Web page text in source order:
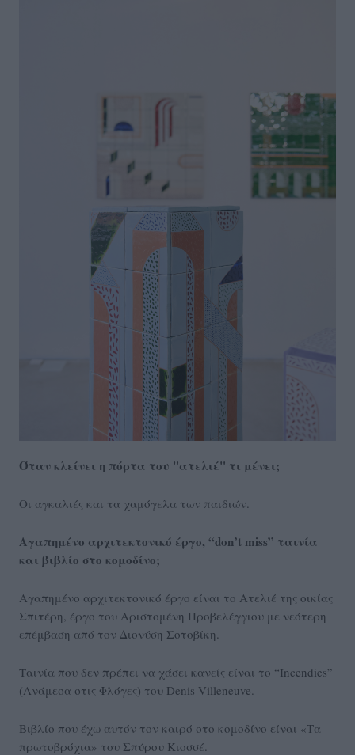
Όταν κλείνει η πόρτα του "ατελιέ" τι μένει;
Οι αγκαλιές και τα χαμόγελα των παιδιών.
Αγαπημένο αρχιτεκτονικό έργο, “don’t miss” ταινία
και βιβλίο στο κομοδίνο;
Αγαπημένο αρχιτεκτονικό έργο είναι το Ατελιέ της οικίας
Σπιτέρη, έργο του Αριστομένη Προβελέγγιου με νεότερη
επέμβαση από τον Διονύση Σοτοβίκη.
Ταινία που δεν πρέπει να χάσει κανείς είναι το “Incendies”
(Ανάμεσα στις Φλόγες) του Denis Villeneuve.
Βιβλίο που έχω αυτόν τον καιρό στο κομοδίνο είναι «Τα
πρωτοβρόχια» του Σπύρου Κιοσσέ.